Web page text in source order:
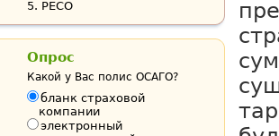
РЕСО
Опрос
Какой у Вас полис ОСАГО?
бланк страховой
компании
электронный